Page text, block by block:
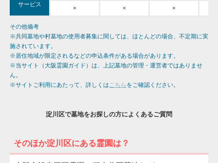
サービス
× × ×
その他備考
※共同墓地や村墓地の使用者募集に関しては、ほとんどの場合、不定期に実
施されています。
※居住地域が限定されるなどの申込条件がある場合があります。
※当サイト（大阪霊園ガイド）は、上記墓地の管理・運営者ではありませ
ん。
※サイトご利用にあたって、詳しくは こちら をご確認ください。
淀川区で墓地をお探しの方によくあるご質問
そのほか淀川区にある霊園は？